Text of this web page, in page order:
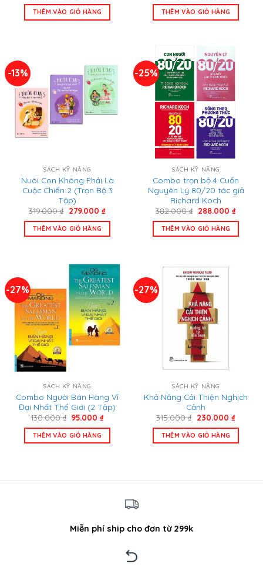
là:
440.000 ₫.
THÊM VÀO GIỎ HÀNG là:
429.000 ₫.
THÊM VÀO GIỎ HÀNG
-13%
SÁCH KỸ NĂNG
Nuôi Con Không Phải Là
Cuộc Chiến 2 (Trọn Bộ 3
Tập)
319.000₫ Giá
là:
319.000 ₫.
279.000 ₫Giá
tại
THÊM VÀO GIỎ HÀNG
-25%
SÁCH KỸ NĂNG
Combo trọn bộ 4 Cuốn
Nguyên Lý 80/20 tác giả
Richard Koch
382.000₫ Giá
là:
382.000 ₫.
288.000 ₫Giá
tại
THÊM VÀO GIỎ HÀNG
-27%
SÁCH KỸ NĂNG
Combo Người Bán Hàng Vĩ
Đại Nhất Thế Giới (2 Tập)
130.000₫ Giá
là:
130.000 ₫.
95.000₫Giá
tại
THÊM VÀO GIỎ HÀNG
-27%
SÁCH KỸ NĂNG
Khả Năng Cải Thiện Nghịch
Cảnh
315.000₫ Giá
là:
315.000 ₫.
230.000 ₫Giá
tại
THÊM VÀO GIỎ HÀNG
Miễn phí ship cho đơn từ 299k